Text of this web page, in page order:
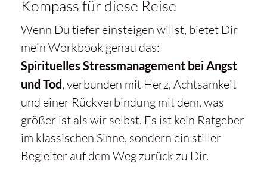
Kompass für diese Reise
Wenn Du tiefer einsteigen willst, bietet Dir
mein Workbook genau das:
Spirituelles Stressmanagement bei Angst
und Tod, verbunden mit Herz, Achtsamkeit
und einer Rückverbindung mit dem, was
größer ist als wir selbst. Es ist kein Ratgeber
im klassischen Sinne, sondern ein stiller
Begleiter auf dem Weg zurück zu Dir.